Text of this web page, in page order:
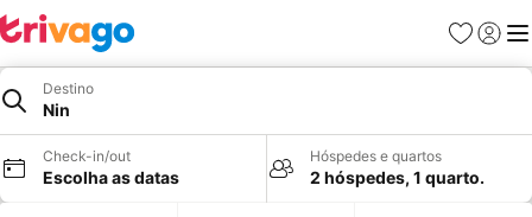
Favoritos
Iniciar
Destino
Nin
Check-in/out
Escolha as datas
Hóspedes e quartos
2 hóspedes, 1 quarto.